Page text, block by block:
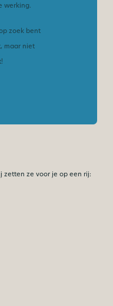
werking.
zoek bent
maar niet
zetten ze voor je op een rij: